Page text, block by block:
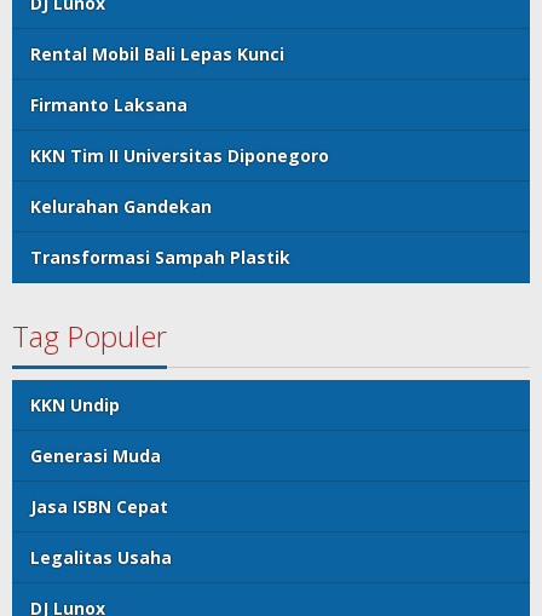
Rental Mobil Bali Lepas Kunci
Firmanto Laksana
KKN Tim II Universitas Diponegoro
Kelurahan Gandekan
Transformasi Sampah Plastik
Tag Populer
KKN Undip
Generasi Muda
Jasa ISBN Cepat
Legalitas Usaha
DJ Lunox